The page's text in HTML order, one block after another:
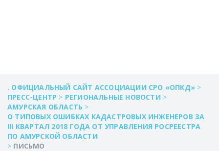
. ОФИЦИАЛЬНЫЙ САЙТ АССОЦИАЦИИ СРО «ОПКД» >
ПРЕСС-ЦЕНТР > РЕГИОНАЛЬНЫЕ НОВОСТИ >
АМУРСКАЯ ОБЛАСТЬ >
О ТИПОВЫХ ОШИБКАХ КАДАСТРОВЫХ ИНЖЕНЕРОВ ЗА
III КВАРТАЛ 2018 ГОДА ОТ УПРАВЛЕНИЯ РОСРЕЕСТРА
ПО АМУРСКОЙ ОБЛАСТИ
> ПИСЬМО